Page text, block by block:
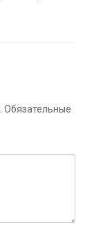
Обязательные